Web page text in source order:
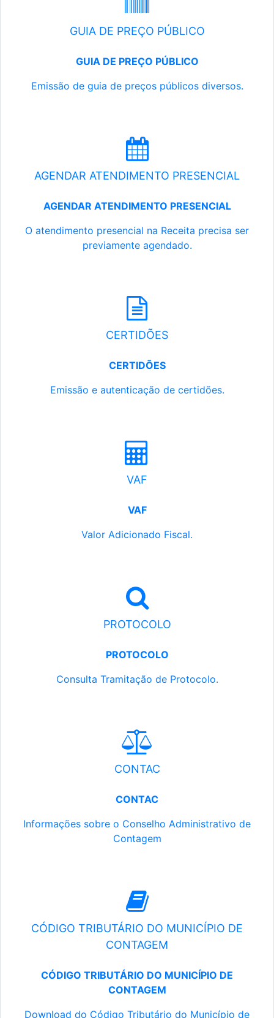
GUIA DE PREÇO PÚBLICO
GUIA DE PREÇO PÚBLICO
Emissão de guia de preços públicos diversos.
AGENDAR ATENDIMENTO PRESENCIAL
AGENDAR ATENDIMENTO PRESENCIAL
O atendimento presencial na Receita precisa ser
previamente agendado.
CERTIDÕES
CERTIDÕES
Emissão e autenticação de certidões.
VAF
VAF
Valor Adicionado Fiscal.
PROTOCOLO
PROTOCOLO
Consulta Tramitação de Protocolo.
CONTAC
CONTAC
Informações sobre o Conselho Administrativo de
Contagem
CÓDIGO TRIBUTÁRIO DO MUNICÍPIO DE
CONTAGEM
CÓDIGO TRIBUTÁRIO DO MUNICÍPIO DE
CONTAGEM
Download do Código Tributário do Município de